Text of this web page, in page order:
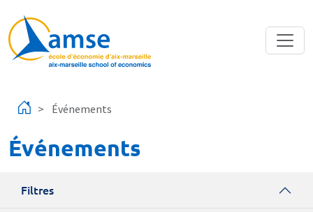
Événements
Événements
Filtres